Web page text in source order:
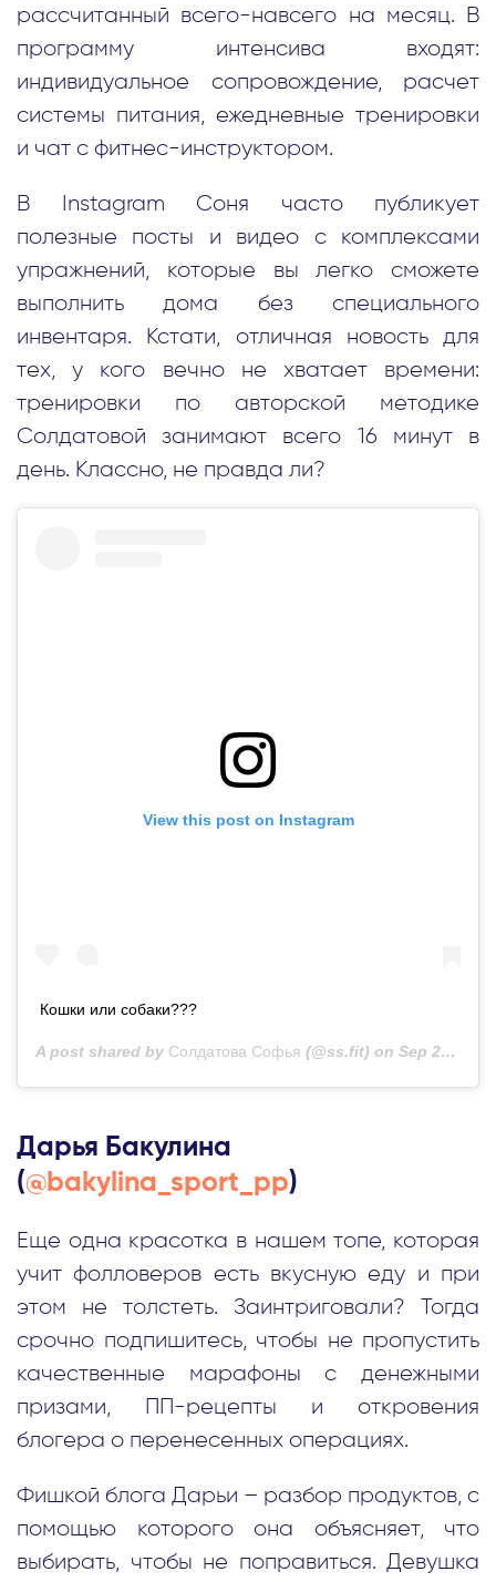
рассчитанный всего-навсего на месяц. В
программу интенсива входят:
индивидуальное сопровождение, расчет
системы питания, ежедневные тренировки
и чат с фитнес-инструктором.
В Instagram Соня часто публикует
полезные посты и видео с комплексами
упражнений, которые вы легко сможете
выполнить дома без специального
инвентаря. Кстати, отличная новость для
тех, у кого вечно не хватает времени:
тренировки по авторской методике
Солдатовой занимают всего 16 минут в
день. Классно, не правда ли?
View this post on Instagram
Кошки или собаки???
A post shared by Солдатова Софья (@ss.fit) on Sep 24, 2020 at 12:12am PDT
Дарья Бакулина
(@bakylina_sport_pp)
Еще одна красотка в нашем топе, которая
учит фолловеров есть вкусную еду и при
этом не толстеть. Заинтриговали? Тогда
срочно подпишитесь, чтобы не пропустить
качественные марафоны с денежными
призами, ПП-рецепты и откровения
блогера о перенесенных операциях.
Фишкой блога Дарьи – разбор продуктов, с
помощью которого она объясняет, что
выбирать, чтобы не поправиться. Девушка